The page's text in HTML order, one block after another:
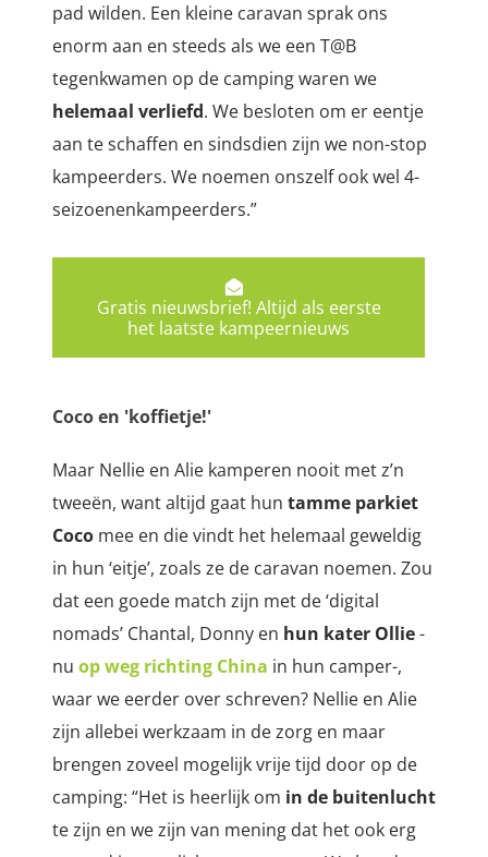
pad wilden. Een kleine caravan sprak ons
enorm aan en steeds als we een T@B
tegenkwamen op de camping waren we
helemaal verliefd. We besloten om er eentje
aan te schaffen en sindsdien zijn we non-stop
kampeerders. We noemen onszelf ook wel 4-
seizoenenkampeerders.”
Gratis nieuwsbrief! Altijd als eerste
het laatste kampeernieuws
Coco en 'koffietje!'
Maar Nellie en Alie kamperen nooit met z’n
tweeën, want altijd gaat hun tamme parkiet
Coco mee en die vindt het helemaal geweldig
in hun ‘eitje’, zoals ze de caravan noemen. Zou
dat een goede match zijn met de ‘digital
nomads’ Chantal, Donny en hun kater Ollie-
nu op weg richting China in hun camper-,
waar we eerder over schreven? Nellie en Alie
zijn allebei werkzaam in de zorg en maar
brengen zoveel mogelijk vrije tijd door op de
camping: “Het is heerlijk om in de buitenlucht
te zijn en we zijn van mening dat het ook erg